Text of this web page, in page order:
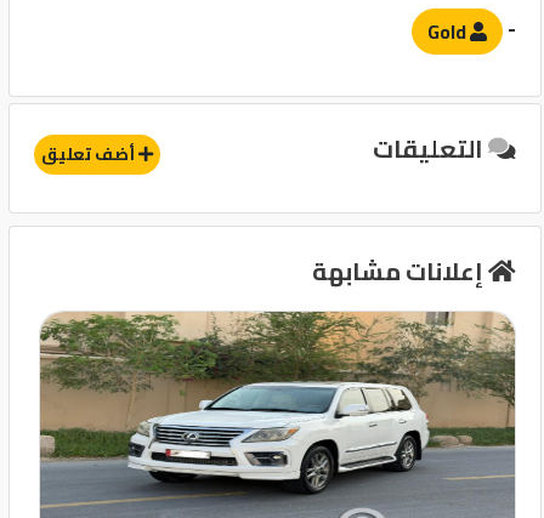
نظام توزيع قوة الفرامل EBD
حساسات
آخرى
قفل مركزى للابواب
-
Gold
التعليقات أضف تعليق
إعلانات مشابهة